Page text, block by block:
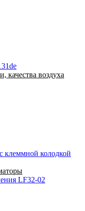
качества воздуха